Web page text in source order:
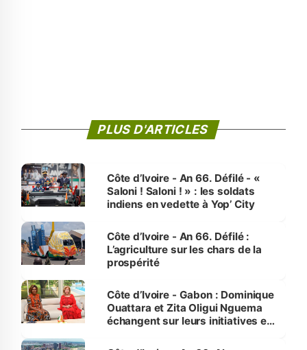
PLUS D'ARTICLES
Côte d’Ivoire - An 66. Défilé - «
Saloni ! Saloni ! » : les soldats
indiens en vedette à Yop’ City
Côte d’Ivoire - An 66. Défilé :
L’agriculture sur les chars de la
prospérité
Côte d’Ivoire - Gabon : Dominique
Ouattara et Zita Oligui Nguema
échangent sur leurs initiatives en
enfants